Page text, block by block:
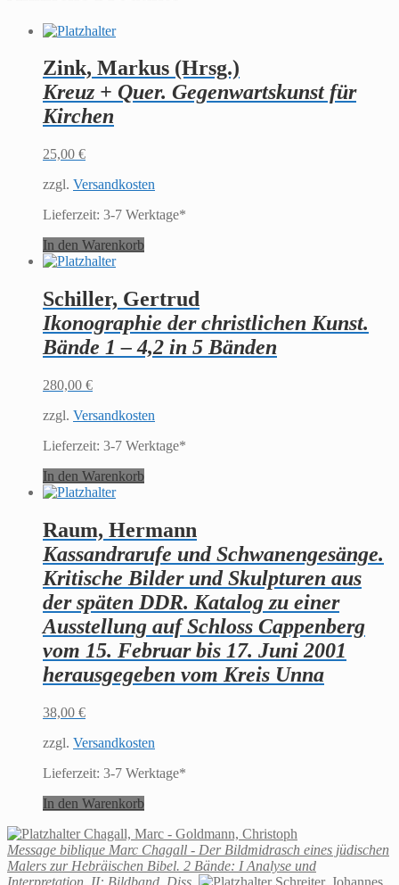
Zink, Markus (Hrsg.)
Kreuz + Quer. Gegenwartskunst für
Kirchen
25,00 €
zzgl. Versandkosten
Lieferzeit: 3-7 Werktage*
In den Warenkorb
Schiller, Gertrud
Ikonographie der christlichen Kunst.
Bände 1 – 4,2 in 5 Bänden
280,00 €
zzgl. Versandkosten
Lieferzeit: 3-7 Werktage*
In den Warenkorb
Raum, Hermann
Kassandrarufe und Schwanengesänge.
Kritische Bilder und Skulpturen aus
der späten DDR. Katalog zu einer
Ausstellung auf Schloss Cappenberg
vom 15. Februar bis 17. Juni 2001
herausgegeben vom Kreis Unna
38,00 €
zzgl. Versandkosten
Lieferzeit: 3-7 Werktage*
In den Warenkorb
Chagall, Marc - Goldmann, Christoph
Message biblique Marc Chagall - Der Bildmidrasch eines jüdischen
Malers zur Hebräischen Bibel. 2 Bände: I Analyse und
Interpretation. II: Bildband. Diss.
Schreiter, Johannes